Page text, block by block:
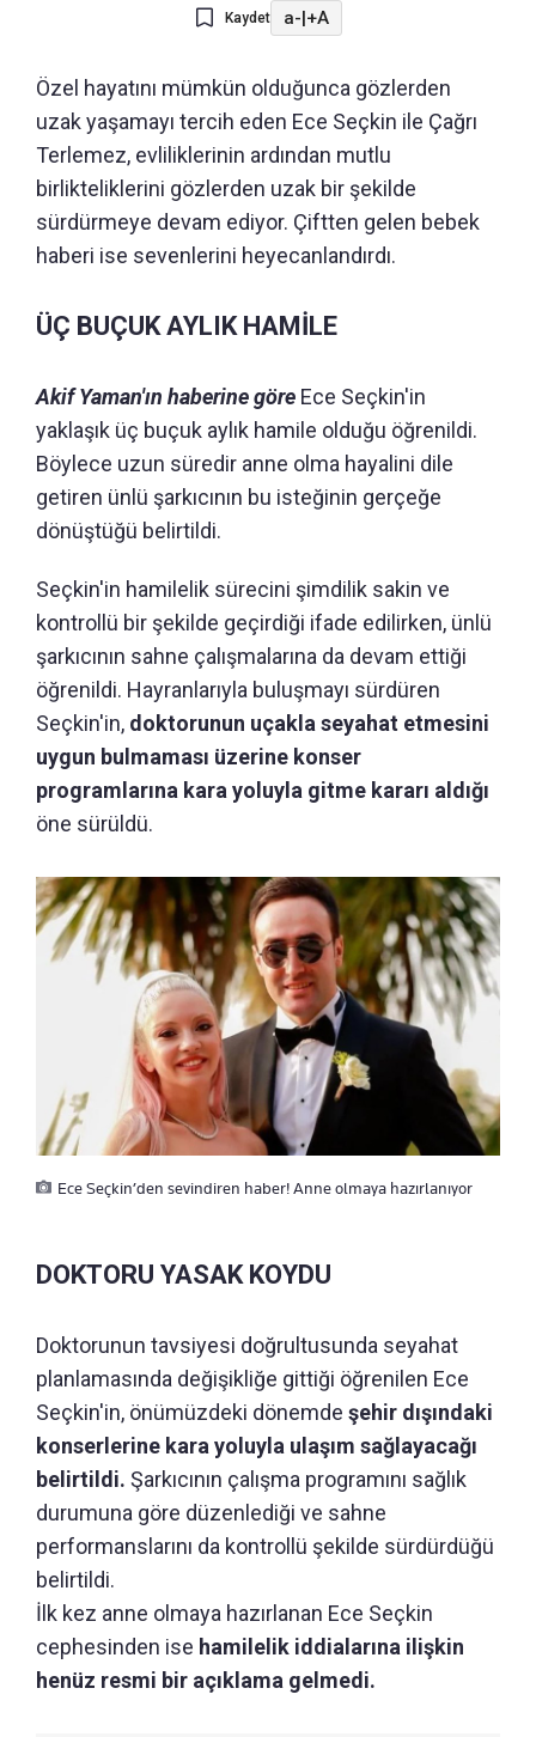
Kaydet a-|+A
Özel hayatını mümkün olduğunca gözlerden
uzak yaşamayı tercih eden Ece Seçkin ile Çağrı
Terlemez, evliliklerinin ardından mutlu
birlikteliklerini gözlerden uzak bir şekilde
sürdürmeye devam ediyor. Çiftten gelen bebek
haberi ise sevenlerini heyecanlandırdı.
ÜÇ BUÇUK AYLIK HAMİLE
Akif Yaman'ın haberine göre Ece Seçkin'in
yaklaşık üç buçuk aylık hamile olduğu öğrenildi.
Böylece uzun süredir anne olma hayalini dile
getiren ünlü şarkıcının bu isteğinin gerçeğe
dönüştüğü belirtildi.
Seçkin'in hamilelik sürecini şimdilik sakin ve
kontrollü bir şekilde geçirdiği ifade edilirken, ünlü
şarkıcının sahne çalışmalarına da devam ettiği
öğrenildi. Hayranlarıyla buluşmayı sürdüren
Seçkin'in, doktorunun uçakla seyahat etmesini
uygun bulmaması üzerine konser
programlarına kara yoluyla gitme kararı aldığı
öne sürüldü.
Ece Seçkin’den sevindiren haber! Anne olmaya hazırlanıyor
DOKTORU YASAK KOYDU
Doktorunun tavsiyesi doğrultusunda seyahat
planlamasında değişikliğe gittiği öğrenilen Ece
Seçkin'in, önümüzdeki dönemde şehir dışındaki
konserlerine kara yoluyla ulaşım sağlayacağı
belirtildi. Şarkıcının çalışma programını sağlık
durumuna göre düzenlediği ve sahne
performanslarını da kontrollü şekilde sürdürdüğü
belirtildi.
İlk kez anne olmaya hazırlanan Ece Seçkin
cephesinden ise hamilelik iddialarına ilişkin
henüz resmi bir açıklama gelmedi.